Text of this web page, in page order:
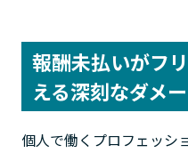
報酬未払いがフ
える深刻なダメ
個人で働くプロフェッシ